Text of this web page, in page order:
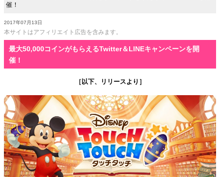
催！
2017年07月13日
本サイトはアフィリエイト広告を含みます。
最大50,000コインがもらえるTwitter＆LINEキャンペーンを開
催！
［以下、リリースより］